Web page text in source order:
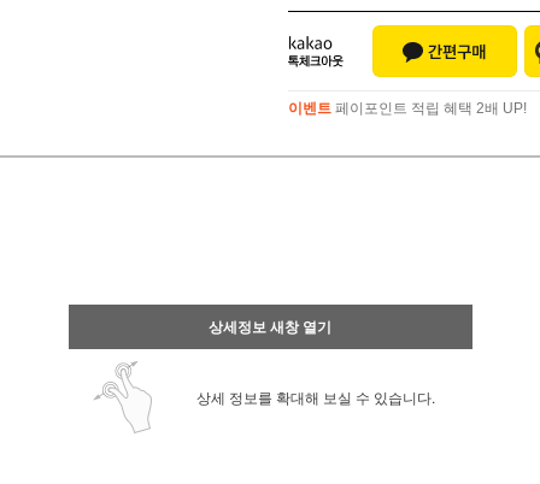
이벤트 페이포인트 적립 혜택 2배 UP!
상세정보 새창 열기
상세 정보를 확대해 보실 수 있습니다.